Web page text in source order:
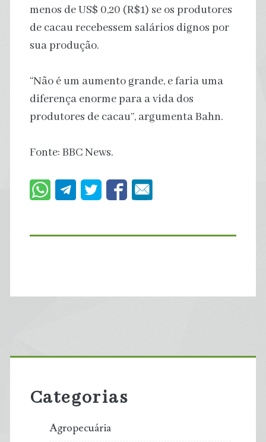
menos de US$ 0,20 (R$1) se os produtores
de cacau recebessem salários dignos por
sua produção.
“Não é um aumento grande, e faria uma
diferença enorme para a vida dos
produtores de cacau”, argumenta Bahn.
Fonte: BBC News.
Primary
Sidebar
Categorias
Agropecuária